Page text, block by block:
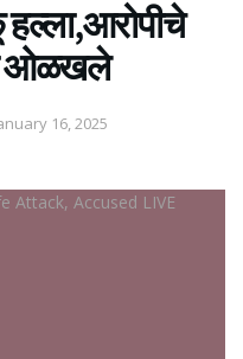
ओळखले
16, 2025